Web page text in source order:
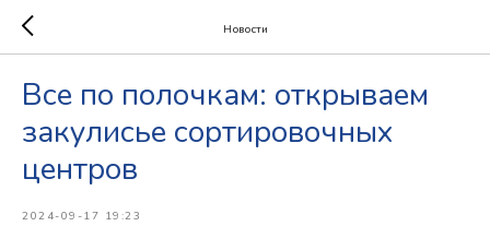
Новости
Все по полочкам: открываем
закулисье сортировочных
центров
2024-09-17 19:23